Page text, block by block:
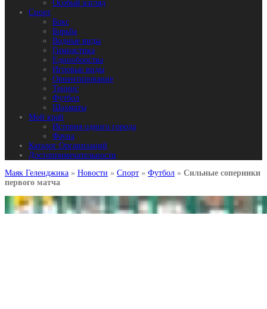
Особый взгляд
Спорт
Бокс
Борьба
Водные виды
Гимнастика
Единоборства
Игровые виды
Ориентирование
Теннис
Футбол
Шахматы
Мой край
История одного города
Фауна
Каталог Организаций
Достопримечательности
Маяк Геленджика » Новости » Спорт » Футбол » Сильные соперники
первого матча